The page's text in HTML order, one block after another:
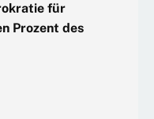
für
Prozent des